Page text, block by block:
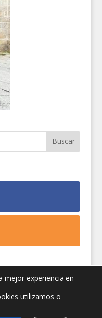
y Peregrinaciones
Jaén
| Diseño web:Manuel
mejor experiencia en
utilizamos o